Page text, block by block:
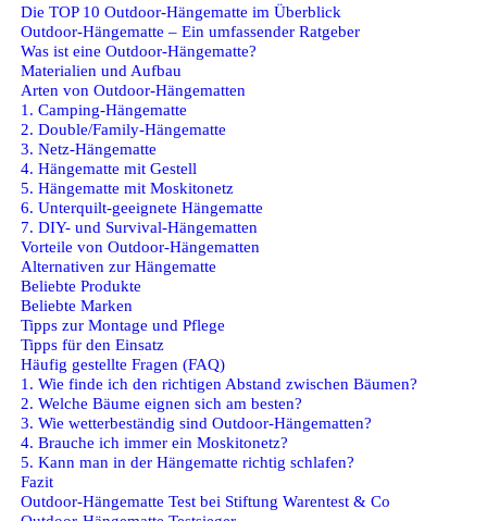
Die TOP 10 Outdoor-Hängematte im Überblick
Outdoor-Hängematte – Ein umfassender Ratgeber
Was ist eine Outdoor-Hängematte?
Materialien und Aufbau
Arten von Outdoor-Hängematten
1. Camping-Hängematte
2. Double/Family-Hängematte
3. Netz-Hängematte
4. Hängematte mit Gestell
5. Hängematte mit Moskitonetz
6. Unterquilt-geeignete Hängematte
7. DIY- und Survival-Hängematten
Vorteile von Outdoor-Hängematten
Alternativen zur Hängematte
Beliebte Produkte
Beliebte Marken
Tipps zur Montage und Pflege
Tipps für den Einsatz
Häufig gestellte Fragen (FAQ)
1. Wie finde ich den richtigen Abstand zwischen Bäumen?
2. Welche Bäume eignen sich am besten?
3. Wie wetterbeständig sind Outdoor-Hängematten?
4. Brauche ich immer ein Moskitonetz?
5. Kann man in der Hängematte richtig schlafen?
Fazit
Outdoor-Hängematte Test bei Stiftung Warentest & Co